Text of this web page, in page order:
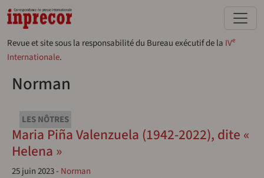
Aller au contenu principal
Revue et site sous la responsabilité du Bureau exécutif de la IVe
Internationale.
Norman
LES NÔTRES
Maria Piña Valenzuela (1942-2022), dite «
Helena »
25 juin 2023- Norman